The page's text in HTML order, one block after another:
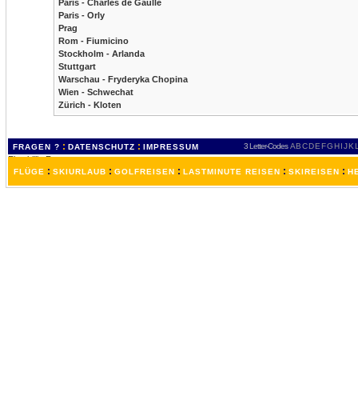
Paris - Charles de Gaulle
Paris - Orly
Prag
Rom - Fiumicino
Stockholm - Arlanda
Stuttgart
Warschau - Fryderyka Chopina
Wien - Schwechat
Zürich - Kloten
FRAGEN ? : DATENSCHUTZ : IMPRESSUM 3 Letter-Codes ABCDEFGH IJKL
FLÜGE : SKIURLAUB : GOLFREISEN : LASTMINUTE REISEN : SKIREISEN :